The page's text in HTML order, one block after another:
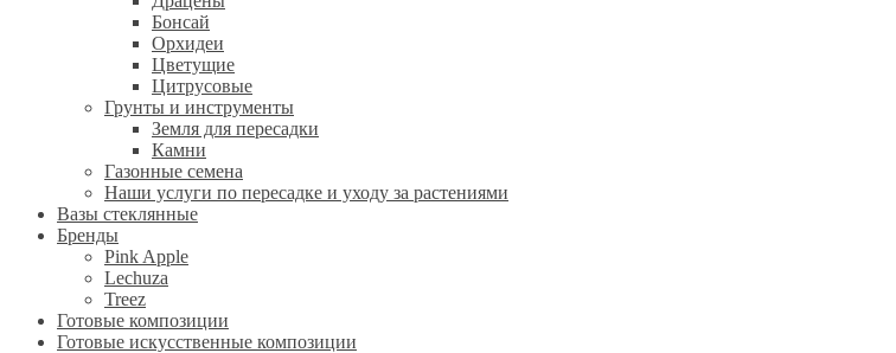
Бонсай
Орхидеи
Цветущие
Цитрусовые
Грунты и инструменты
Земля для пересадки
Камни
Газонные семена
Наши услуги по пересадке и уходу за растениями
Вазы стеклянные
Бренды
Pink Apple
Lechuza
Treez
Готовые композиции
Готовые искусственные композиции